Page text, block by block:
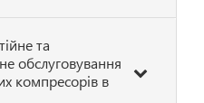
та
обслуговування
компресорів в